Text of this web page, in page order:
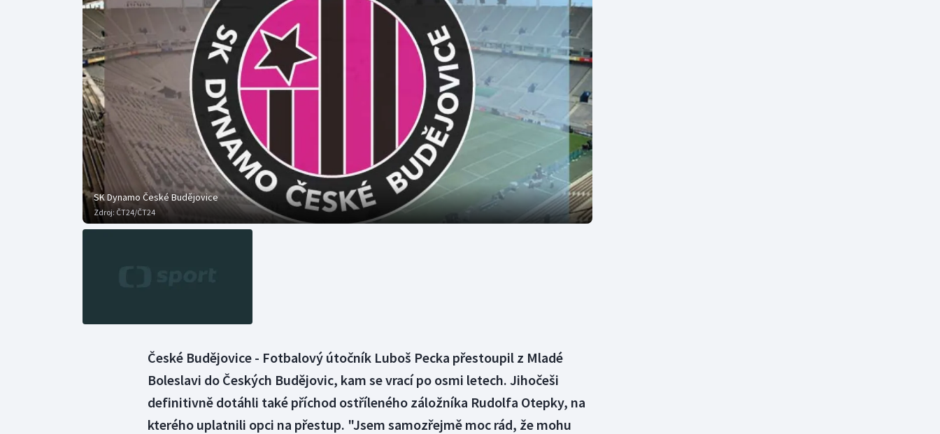
Dostihy
Florbal
Futsal
Golf
Gymnastika
Moderní pětiboj
Motorsport
Olympijské hry
Plavání
Plážový volejbal
Triatlon
Veslování
Vodní slalom
Volejbal
SK Dynamo České Budějovice
Zdroj: ČT24/ČT24
České Budějovice - Fotbalový útočník Luboš Pecka přestoupil z Mladé
Boleslavi do Českých Budějovic, kam se vrací po osmi letech. Jihočeši
definitivně dotáhli také příchod ostříleného záložníka Rudolfa Otepky, na
kterého uplatnili opci na přestup. "Jsem samozřejmě moc rád, že mohu